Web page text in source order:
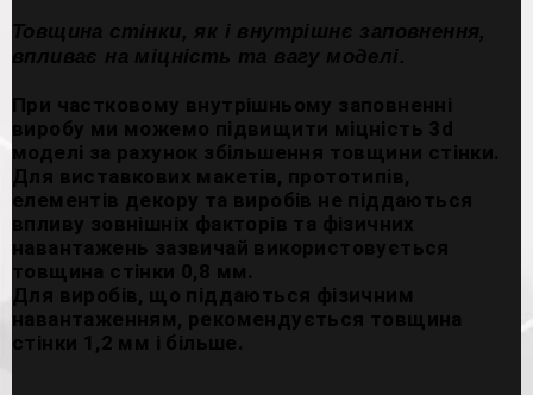
Товщина стінки, як і внутрішнє заповнення,
впливає на міцність та вагу моделі.
При частковому внутрішньому заповненні
виробу ми можемо підвищити міцність 3d
моделі за рахунок збільшення товщини стінки.
Для виставкових макетів, прототипів,
елементів декору та виробів не піддаються
впливу зовнішніх факторів та фізичних
навантажень зазвичай використовується
товщина стінки 0,8 мм.
Для виробів, що піддаються фізичним
навантаженням, рекомендується товщина
стінки 1,2 мм і більше.